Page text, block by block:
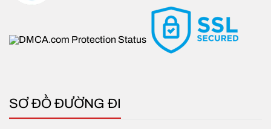
SƠ ĐỒ ĐƯỜNG ĐI